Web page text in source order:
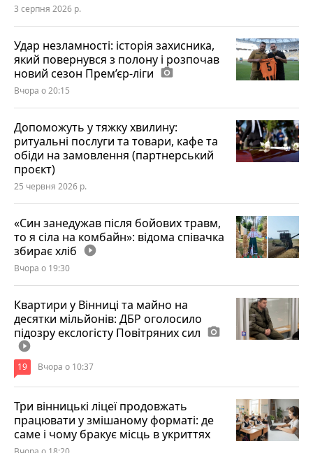
3 серпня 2026 р.
Удар незламності: історія захисника,
який повернувся з полону і розпочав
новий сезон Прем’єр-ліги photo_camera
Вчора о 20:15
Допоможуть у тяжку хвилину:
ритуальні послуги та товари, кафе та
обіди на замовлення (партнерський
проєкт)
25 червня 2026 р.
«Син занедужав після бойових травм,
то я сіла на комбайн»: відома співачка
збирає хліб play_circle_filled
Вчора о 19:30
Квартири у Вінниці та майно на
десятки мільйонів: ДБР оголосило
підозру екслогісту Повітряних сил photo_camera
play_circle_filled
19 Вчора о 10:37
Три вінницькі ліцеї продовжать
працювати у змішаному форматі: де
саме і чому бракує місць в укриттях